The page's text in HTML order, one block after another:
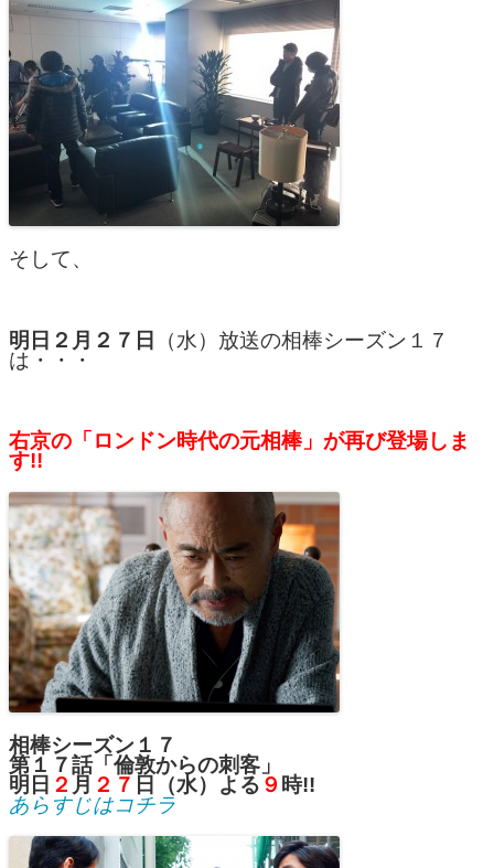
そして、
明日２月２７日
（水）放送の相棒シーズン１７
は・・・
右京の「ロンドン時代の元相棒」が再び登場しま
す!!
相棒シーズン１７
第１７話「倫敦からの刺客」
明日 ２ 月 ２７ 日（水）よる ９ 時!!
あらすじはコチラ